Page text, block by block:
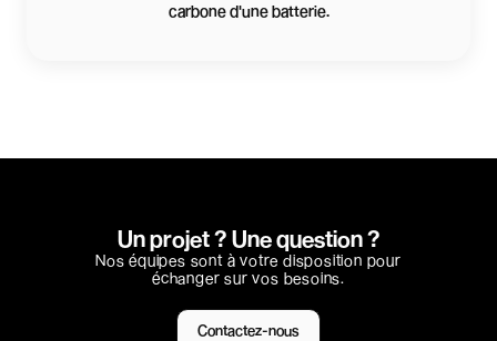
carbone d'une batterie.
Un projet ? Une question ?
Nos équipes sont à votre disposition pour
échanger sur vos besoins.
Contactez-nous